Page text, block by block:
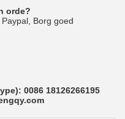
orde?
Borg goed
0086 18126266195